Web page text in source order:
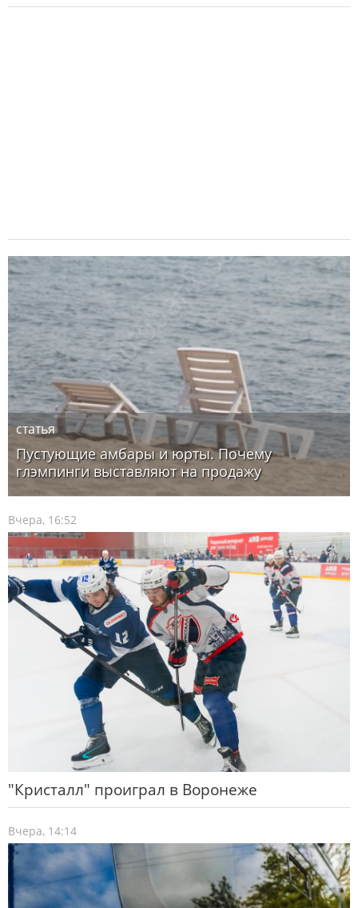
статья
Пустующие амбары и юрты. Почему
глэмпинги выставляют на продажу
Вчера, 16:52
"Кристалл" проиграл в Воронеже
Вчера, 14:14